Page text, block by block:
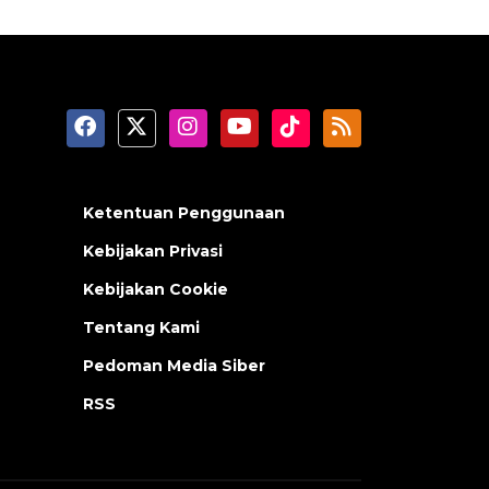
Ketentuan Penggunaan
Kebijakan Privasi
Kebijakan Cookie
Tentang Kami
Pedoman Media Siber
RSS